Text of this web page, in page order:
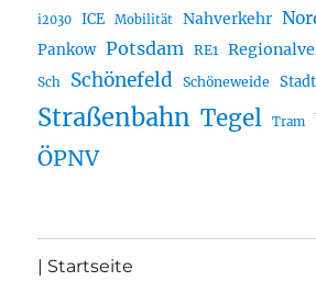
i2030 ICE Mobilität Nahverkehr
Pankow Potsdam RE1
Sch Schönefeld Schöneweide
Straßenbahn Tegel Tram
ÖPNV
| Startseite